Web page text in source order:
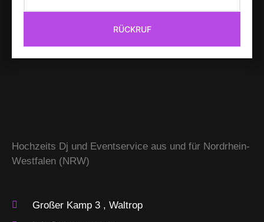
RÜCKRUF
Hochzeits Dj und Eventservice aus und für Nordrhein-
Westfalen (NRW)
Großer Kamp 3 , Waltrop